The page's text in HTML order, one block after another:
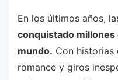
En los últimos años,
conquistado
mundo. Con historias
romance y giros